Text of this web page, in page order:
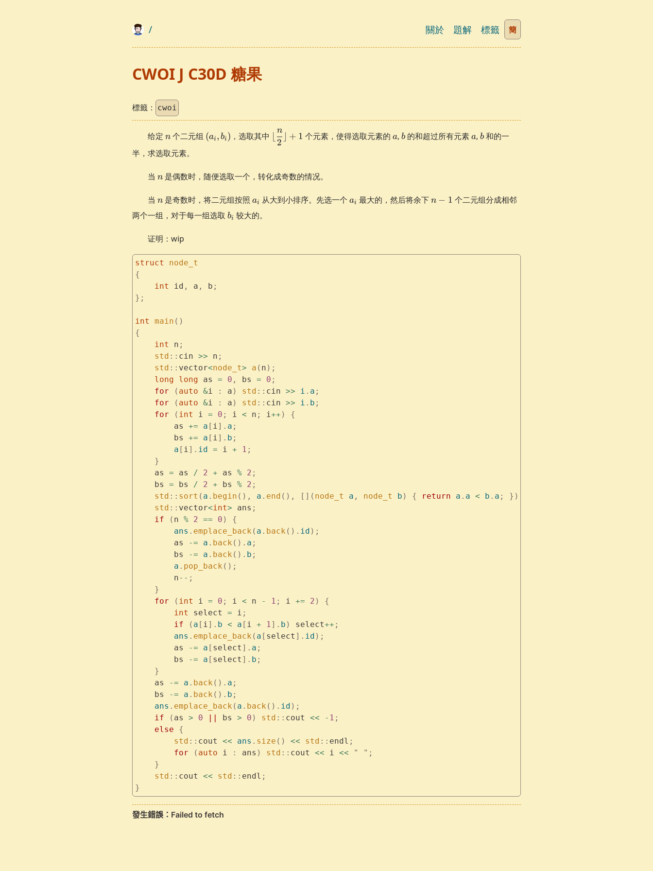
/ 關於 題解 標籤 簡
CWOI J C30D 糖果
標籤： cwoi
给定 n
n 个二元组 \left(a_i,
b_i\right)
(ai , bi ) ，选取其中 \lfloor\dfrac{n}
{2}\rfloor + 1
2
n
+ 1 个元素，使得选取元素的a
a,b
b 的和超过所有元素a
a,b
b 和的一
半，求选取元素。
当 n
n 是偶数时，随便选取一个，转化成奇数的情况。
当 n
n 是奇数时，将二元组按照 a_i
ai 从大到小排序。先选一个 a_i
ai 最大的，然后将余下n-
n − 1 个二元组分成相邻
两个一组，对于每一组选取 b_i
bi 较大的。
证明：wip
struct node_t
{
    int
id , a , b ;
};
int main ()
{
    int
n ;
    std
:: cin >> n ;
    std
:: vector<node_t> a ( n );
    long
long as = 0 , bs = 0 ;
    for
( auto &i : a ) std :: cin >> i . a ;
    for
( auto &i : a ) std :: cin >> i . b ;
    for
( int i = 0 ; i < n ; i++ )
{
        as
+= a [ i]. a ;
        bs
+= a [ i]. b ;
        a
[ i]. id = i + 1 ;
    }
    as
= as / 2 + as % 2 ;
    bs
= bs / 2 + bs % 2 ;
    std
:: sort ( a . begin (), a . end (), []( node_t a , node_t b ) { return a . a < b . a ;
});
    std
:: vector<int> ans ;
    if
( n % 2 == 0 )
{
        ans
. emplace_back ( a . back (). id );
        as
-= a . back (). a ;
        bs
-= a . back (). b ;
        a
. pop_back ();
        n
-- ;
    }
    for
( int i = 0 ; i < n - 1 ; i += 2 )
{
        int
select = i ;
        if
( a [ i]. b < a [ i + 1]. b ) select++ ;
        ans
. emplace_back ( a [ select ]. id );
        as
-= a [ select ]. a ;
        bs
-= a [ select ]. b ;
    }
    as
-= a . back (). a ;
    bs
-= a . back (). b ;
    ans
. emplace_back ( a . back (). id );
    if
( as > 0 || bs > 0 ) std :: cout << - 1 ;
    else
{
        std
:: cout << ans . size () << std :: endl ;
        for
( auto i : ans ) std :: cout << i << " " ;
    }
    std
:: cout << std :: endl ;
}